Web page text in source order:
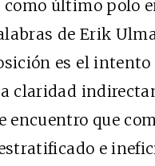
último polo
de Erik
es el intento
claridad
encuentro que
e